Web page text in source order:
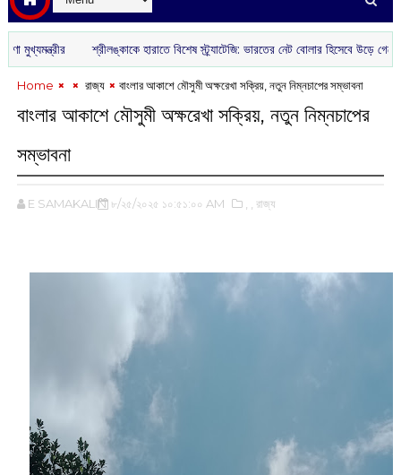
শ্রীলঙ্কাকে হারাতে বিশেষ স্ট্র্যাটেজি: ভারতের নেট বোলার হিসেবে উড়ে গেলেন ৪ ঘরোয়া
Home ‌ রাজ্য বাংলার আকাশে মৌসুমী অক্ষরেখা সক্রিয়, নতুন নিম্নচাপের সম্ভাবনা
বাংলার আকাশে মৌসুমী অক্ষরেখা সক্রিয়, নতুন নিম্নচাপের
সম্ভাবনা
E SAMAKALIN ৮/২৫/২০২৫ ১০:৫১:০০ AM ,‌ ,‌ রাজ্য